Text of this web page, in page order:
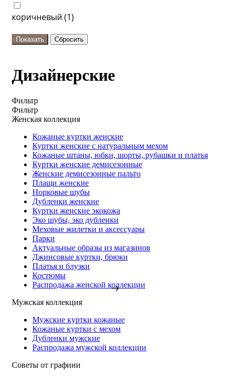
коричневый (1)
Дизайнерские
Фильтр
Фильтр
Женская коллекция
Кожаные куртки женские
Куртки женские с натуральным мехом
Кожаные штаны, юбки, шорты, рубашки и платья
Куртки женские демисезонные
Женские демисезонные пальто
Плащи женские
Норковые шубы
Дубленки женские
Куртки женские экокожа
Эко шубы, эко дубленки
Меховые жилетки и аксессуары
Парки
Актуальные образы из магазинов
Джинсовые куртки, брюки
Платья и блузки
Костюмы
Распродажа женской коллекции
Мужская коллекция
Мужские куртки кожаные
Кожаные куртки с мехом
Дубленки мужские
Распродажа мужской коллекции
Советы от графини